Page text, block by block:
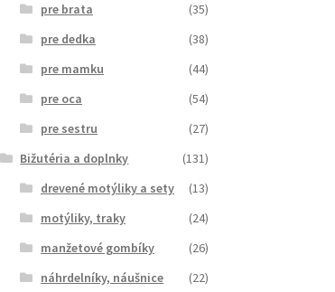
pre brata
(35)
pre dedka
(38)
pre mamku
(44)
pre oca
(54)
pre sestru
(27)
Bižutéria a doplnky
(131)
drevené motýliky a sety
(13)
motýliky, traky
(24)
manžetové gombíky
(26)
náhrdelníky, náušnice
(22)